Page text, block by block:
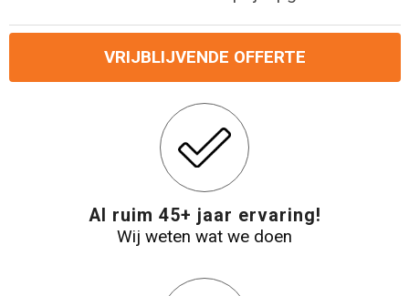
VRIJBLIJVENDE OFFERTE
Al ruim 45+ jaar ervaring!
Wij weten wat we doen